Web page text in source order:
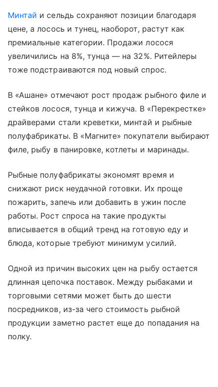
Минтай и сельдь сохраняют позиции благодаря
цене, а лосось и тунец, наоборот, растут как
премиальные категории. Продажи лосося
увеличились на 8%, тунца — на 32%. Ритейлеры
тоже подстраиваются под новый спрос.
В «Ашане» отмечают рост продаж рыбного филе и
стейков лосося, тунца и кижуча. В «Перекрестке»
драйверами стали креветки, минтай и рыбные
полуфабрикаты. В «Магните» покупатели выбирают
филе, рыбу в панировке, котлеты и маринады.
Рыбные полуфабрикаты экономят время и
снижают риск неудачной готовки. Их проще
пожарить, запечь или добавить в ужин после
работы. Рост спроса на такие продукты
вписывается в общий тренд на готовую еду и
блюда, которые требуют минимум усилий.
Одной из причин высоких цен на рыбу остается
длинная цепочка поставок. Между рыбаками и
торговыми сетями может быть до шести
посредников, из-за чего стоимость рыбной
продукции заметно растет еще до попадания на
полку.